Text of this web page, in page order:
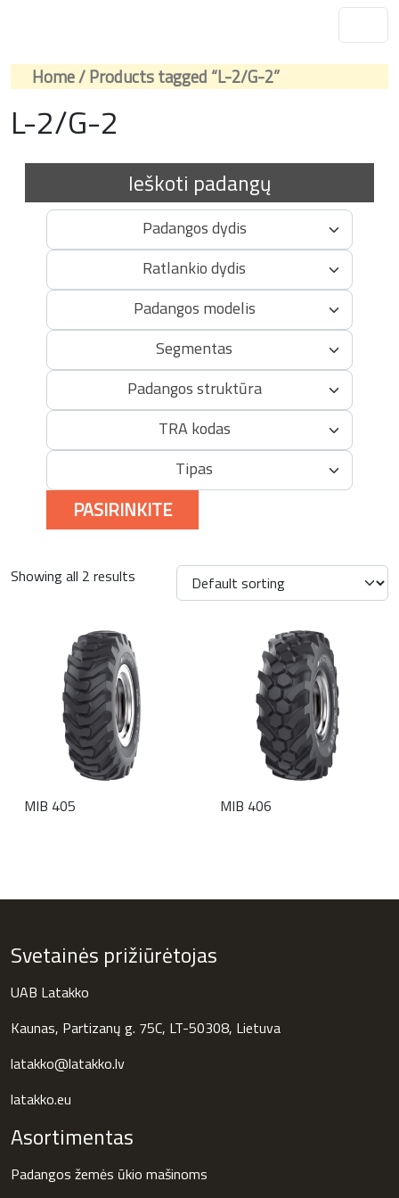
Home/ Products tagged “L-2/G-2”
L-2/G-2
Showing all 2 results
MIB 405 MIB 406
Ieškoti padangų
Padangos dydis
Ratlankio dydis
Padangos modelis
Segmentas
Padangos struktūra
TRA kodas
Tipas
PASIRINKITE
Svetainės prižiūrėtojas
UAB Latakko
Kaunas, Partizanų g. 75C, LT-50308, Lietuva
latakko@latakko.lv
latakko.eu
Asortimentas
Padangos žemės ūkio mašinoms